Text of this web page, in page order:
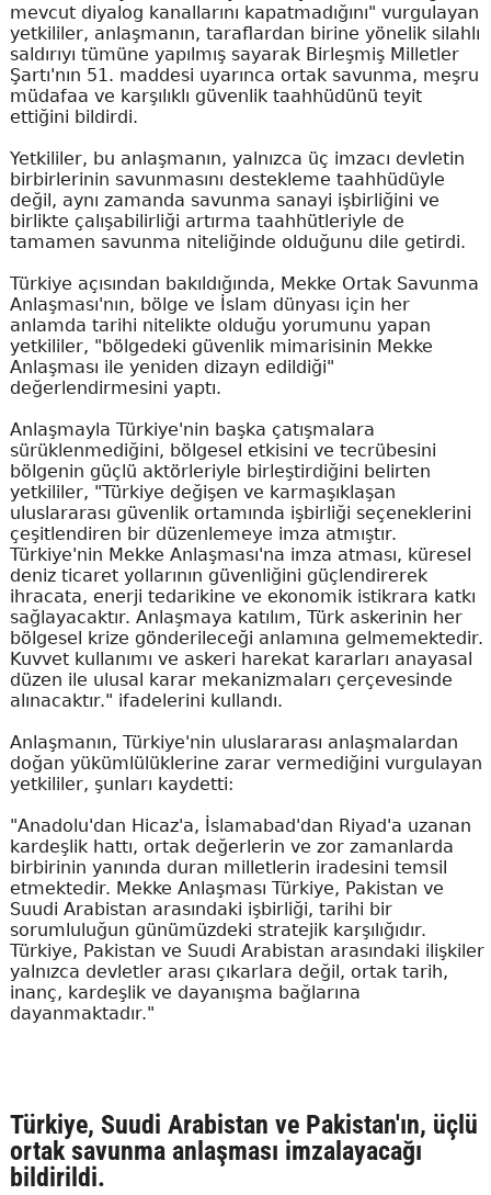
mevcut diyalog kanallarını kapatmadığını" vurgulayan
yetkililer, anlaşmanın, taraflardan birine yönelik silahlı
saldırıyı tümüne yapılmış sayarak Birleşmiş Milletler
Şartı'nın 51. maddesi uyarınca ortak savunma, meşru
müdafaa ve karşılıklı güvenlik taahhüdünü teyit
ettiğini bildirdi.
Yetkililer, bu anlaşmanın, yalnızca üç imzacı devletin
birbirlerinin savunmasını destekleme taahhüdüyle
değil, aynı zamanda savunma sanayi işbirliğini ve
birlikte çalışabilirliği artırma taahhütleriyle de
tamamen savunma niteliğinde olduğunu dile getirdi.
Türkiye açısından bakıldığında, Mekke Ortak Savunma
Anlaşması'nın, bölge ve İslam dünyası için her
anlamda tarihi nitelikte olduğu yorumunu yapan
yetkililer, "bölgedeki güvenlik mimarisinin Mekke
Anlaşması ile yeniden dizayn edildiği"
değerlendirmesini yaptı.
Anlaşmayla Türkiye'nin başka çatışmalara
sürüklenmediğini, bölgesel etkisini ve tecrübesini
bölgenin güçlü aktörleriyle birleştirdiğini belirten
yetkililer, "Türkiye değişen ve karmaşıklaşan
uluslararası güvenlik ortamında işbirliği seçeneklerini
çeşitlendiren bir düzenlemeye imza atmıştır.
Türkiye'nin Mekke Anlaşması'na imza atması, küresel
deniz ticaret yollarının güvenliğini güçlendirerek
ihracata, enerji tedarikine ve ekonomik istikrara katkı
sağlayacaktır. Anlaşmaya katılım, Türk askerinin her
bölgesel krize gönderileceği anlamına gelmemektedir.
Kuvvet kullanımı ve askeri harekat kararları anayasal
düzen ile ulusal karar mekanizmaları çerçevesinde
alınacaktır." ifadelerini kullandı.
Anlaşmanın, Türkiye'nin uluslararası anlaşmalardan
doğan yükümlülüklerine zarar vermediğini vurgulayan
yetkililer, şunları kaydetti:
"Anadolu'dan Hicaz'a, İslamabad'dan Riyad'a uzanan
kardeşlik hattı, ortak değerlerin ve zor zamanlarda
birbirinin yanında duran milletlerin iradesini temsil
etmektedir. Mekke Anlaşması Türkiye, Pakistan ve
Suudi Arabistan arasındaki işbirliği, tarihi bir
sorumluluğun günümüzdeki stratejik karşılığıdır.
Türkiye, Pakistan ve Suudi Arabistan arasındaki ilişkiler
yalnızca devletler arası çıkarlara değil, ortak tarih,
inanç, kardeşlik ve dayanışma bağlarına
dayanmaktadır."
Türkiye, Suudi Arabistan ve Pakistan'ın, üçlü
ortak savunma anlaşması imzalayacağı
bildirildi.